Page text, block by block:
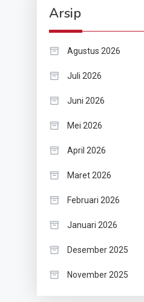
Arsip
Agustus 2026
Juli 2026
Juni 2026
Mei 2026
April 2026
Maret 2026
Februari 2026
Januari 2026
Desember 2025
November 2025